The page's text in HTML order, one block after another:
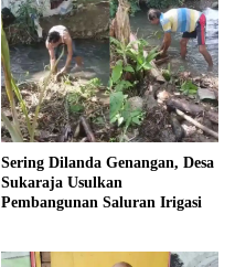
Sering Dilanda Genangan, Desa
Sukaraja Usulkan
Pembangunan Saluran Irigasi